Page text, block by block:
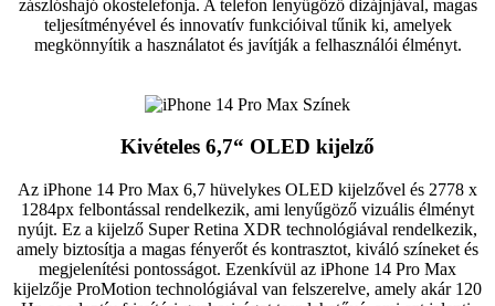
zászlóshajó okostelefonja. A telefon lenyűgöző dizájnjával, magas
teljesítményével és innovatív funkcióival tűnik ki, amelyek
megkönnyítik a használatot és javítják a felhasználói élményt.
Kivételes 6,7“ OLED kijelző
Az iPhone 14 Pro Max 6,7 hüvelykes OLED kijelzővel és 2778 x
1284px felbontással rendelkezik, ami lenyűgöző vizuális élményt
nyújt. Ez a kijelző Super Retina XDR technológiával rendelkezik,
amely biztosítja a magas fényerőt és kontrasztot, kiváló színeket és
megjelenítési pontosságot. Ezenkívül az iPhone 14 Pro Max
kijelzője ProMotion technológiával van felszerelve, amely akár 120